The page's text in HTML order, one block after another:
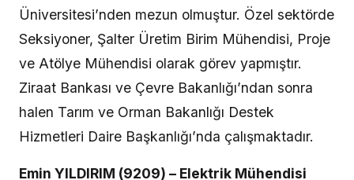
Üniversitesi’nden mezun olmuştur. Özel sektörde
Seksiyoner, Şalter Üretim Birim Mühendisi, Proje
ve Atölye Mühendisi olarak görev yapmıştır.
Ziraat Bankası ve Çevre Bakanlığı’ndan sonra
halen Tarım ve Orman Bakanlığı Destek
Hizmetleri Daire Başkanlığı’nda çalışmaktadır.
Emin YILDIRIM (9209) – Elektrik Mühendisi